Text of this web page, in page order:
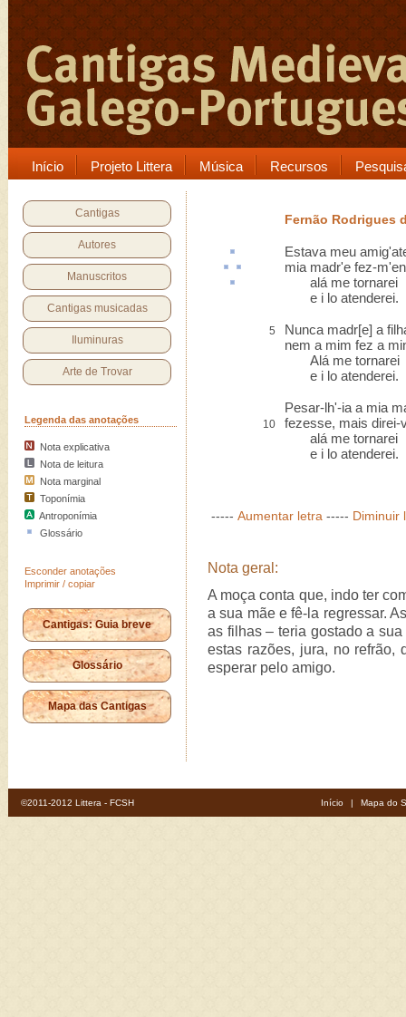
Início Projeto Littera Música Recursos
Cantigas
Autores
Manuscritos
Cantigas musicadas
Iluminuras
Arte de Trovar
Legenda das anotações
Nota explicativa
Nota de leitura
Nota marginal
Toponímia
Antroponímia
Glossário
Esconder anotações
Imprimir / copiar
Cantigas: Guia breve
Glossário
Mapa das Cantigas
Fernão Rodrigues
Estava meu amig'
mia madr'e fez-m'
alá me tornarei
e i lo atenderei.
5
Nunca madr[e] a
nem a mim fez a
Alá me tornarei
e i lo atenderei.
Pesar-lh'-ia a mia
10
fezesse, mais direi-
alá me tornarei
e i lo atenderei.
----- Aumentar letra ----- Diminuir
Nota geral:
A moça conta que, indo ter
a sua mãe e fê-la regressar.
as filhas – teria gostado a
estas razões, jura, no refrão,
esperar pelo amigo.
©2011-2012 Littera - FCSH Início | Mapa do